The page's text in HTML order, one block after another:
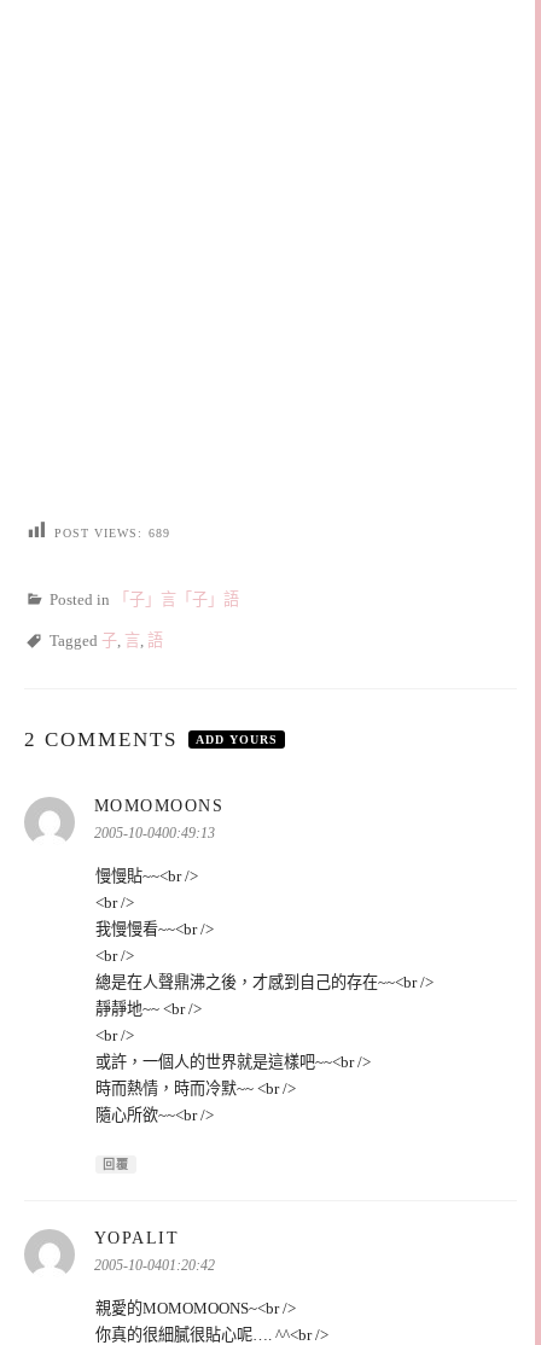
POST VIEWS: 689
Posted in 「子」言「子」語
Tagged 子, 言, 語
2 COMMENTS ADD YOURS
MOMOMOONS
2005-10-0400:49:13
慢慢貼~~<br />
<br />
我慢慢看~~<br />
<br />
總是在人聲鼎沸之後，才感到自己的存在~~<br />
靜靜地~~ <br />
<br />
或許，一個人的世界就是這樣吧~~<br />
時而熱情，時而冷默~~ <br />
隨心所欲~~<br />
回覆
YOPALIT
示:
2005-10-0401:20:42
親愛的MOMOMOONS~<br />
你真的很細膩很貼心呢…. ^^<br />